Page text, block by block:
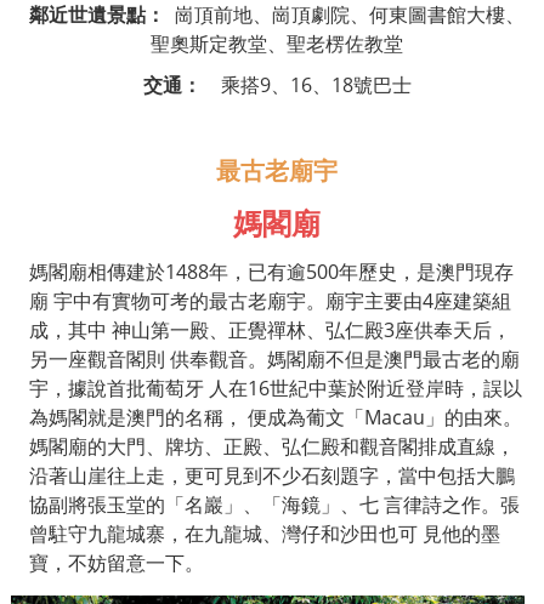
鄰近世遺景點：
崗頂前地、崗頂劇院、何東圖書館大樓、
聖奧斯定教堂、聖老楞佐教堂
交通：
乘搭9、 16、 18號巴士
最古老廟宇
媽閣廟
媽閣廟相傳建於1488年，已有逾500年歷史，是澳門現存
廟 宇中有實物可考的最古老廟宇。廟宇主要由4座建築組
成，其中 神山第一殿、正覺禪林、弘仁殿3座供奉天后，
另一座觀音閣則 供奉觀音。媽閣廟不但是澳門最古老的廟
宇，據說首批葡萄牙 人在16世紀中葉於附近登岸時，誤以
為媽閣就是澳門的名稱， 便成為葡文「Macau 」的由來。
媽閣廟的大門、牌坊、正殿、弘仁殿和觀音閣排成直線，
沿著山崖往上走，更可見到不少石刻題字，當中包括大鵬
協副將張玉堂的「名巖」、「海鏡」、七言律詩之作。張
曾駐守九龍城寨，在九龍城、灣仔和沙田也可 見他的墨
寶，不妨留意一下。